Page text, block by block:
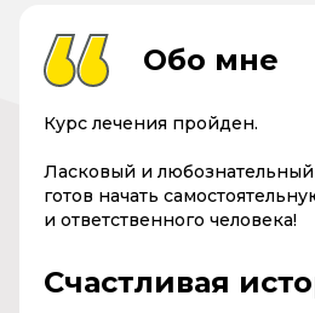
Обо мне
Курс лечения пройден.
Ласковый и
готов начать
и ответственного человека!
Счастливая